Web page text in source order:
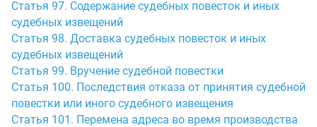
Статья 97. Содержание судебных повесток и иных
судебных извещений
Статья 98. Доставка судебных повесток и иных
судебных извещений
Статья 99. Вручение судебной повестки
Статья 100. Последствия отказа от принятия судебной
повестки или иного судебного извещения
Статья 101. Перемена адреса во время производства